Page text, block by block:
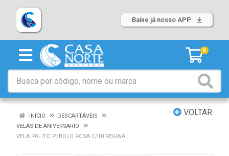
Baixe já nosso APP
0
VOLTAR
INÍCIO
DESCARTÁVEIS
VELAS DE ANIVERSARIO
VELA PALITO P/BOLO ROSA C/10 REGINA